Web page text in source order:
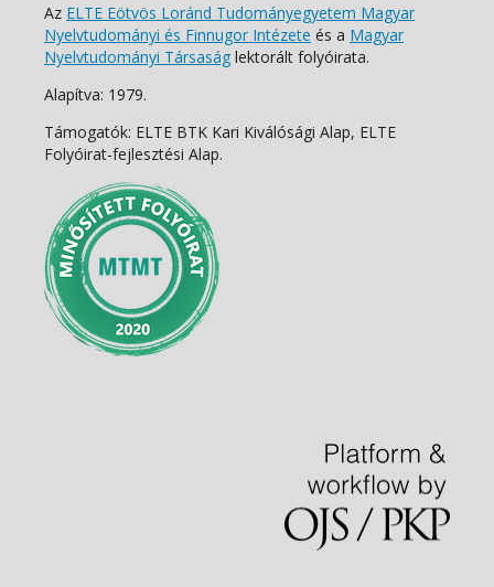
Az ELTE Eötvös Loránd Tudományegyetem Magyar
Nyelvtudományi és Finnugor Intézete és a Magyar
Nyelvtudományi Társaság lektorált folyóirata.
Alapítva: 1979.
Támogatók: ELTE BTK Kari Kiválósági Alap, ELTE
Folyóirat-fejlesztési Alap.